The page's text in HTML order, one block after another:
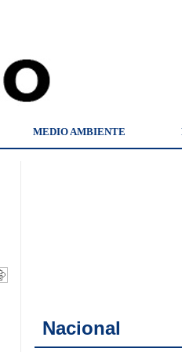
MEDIO AMBIENTE
Nacional